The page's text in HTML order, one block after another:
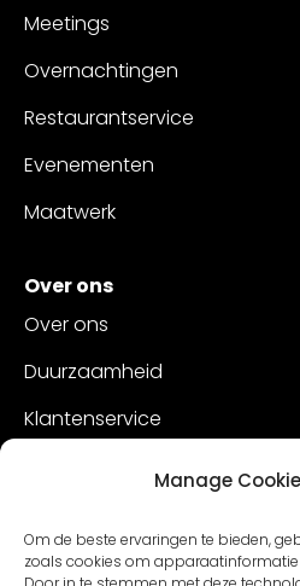
Manage
Om de beste ervaringen te bieden,
zoals cookies om
Meetings
Overnachtingen
Restaurantservice
Evenementen
Maatwerk
Over ons
Over ons
Duurzaamheid
Klantenservice